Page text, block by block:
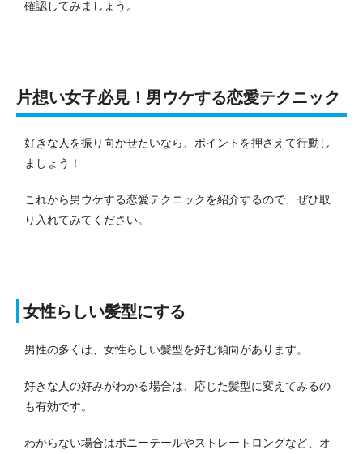
確認してみましょう。
片想い女子必見！男ウケする恋愛テクニック
好きな人を振り向かせたいなら、ポイントを押さえて行動し
ましょう！
これから男ウケする恋愛テクニックを紹介するので、ぜひ取
り入れてみてください。
女性らしい髪型にする
男性の多くは、女性らしい髪型を好む傾向があります。
好きな人の好みがわかる場合は、応じた髪型に変えてみるの
も有効です。
わからない場合はポニーテールやストレートロングなど、 オ